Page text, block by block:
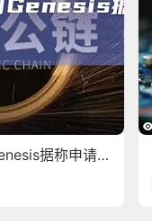
据称申请